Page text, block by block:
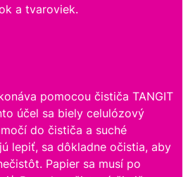
a tvaroviek.
pomocou čističa TANGIT
účel sa biely celulózový
do čističa a suché
lepiť, sa dôkladne očistia, aby
Papier sa musí po